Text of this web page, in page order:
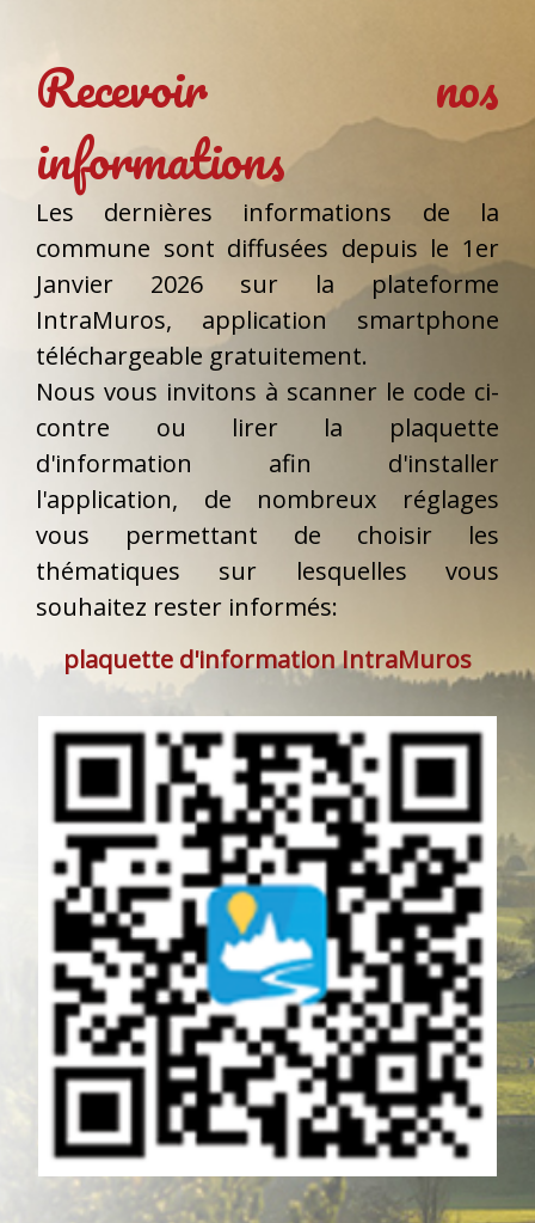
Recevoir nos
informations
Les dernières informations de la
commune sont diffusées depuis le 1er
Janvier 2026 sur la plateforme
IntraMuros, application smartphone
téléchargeable gratuitement.
Nous vous invitons à scanner le code ci-
contre ou lirer la plaquette
d'information afin d'installer
l'application, de nombreux réglages
vous permettant de choisir les
thématiques sur lesquelles vous
souhaitez rester informés:
plaquette d'information IntraMuros